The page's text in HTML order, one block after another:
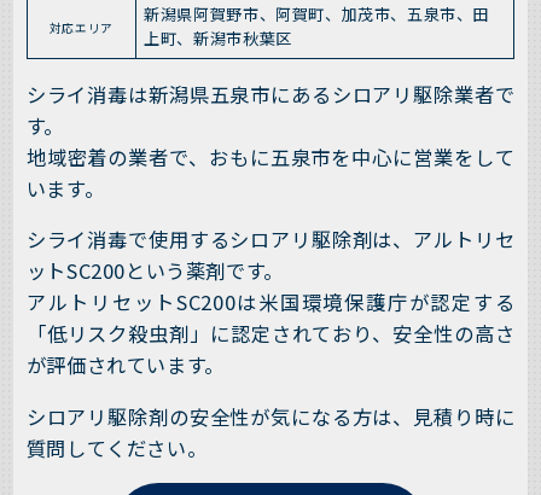
対応エリア
新潟県阿賀野市、阿賀町、加茂市、五泉市、田
上町、新潟市秋葉区
シライ消毒は新潟県五泉市にあるシロアリ駆除業者で
す。
地域密着の業者で、おもに五泉市を中心に営業をして
います。
シライ消毒で使用するシロアリ駆除剤は、アルトリセ
ットSC200という薬剤です。
アルトリセットSC200は米国環境保護庁が認定する
「低リスク殺虫剤」に認定されており、安全性の高さ
が評価されています。
シロアリ駆除剤の安全性が気になる方は、見積り時に
質問してください。